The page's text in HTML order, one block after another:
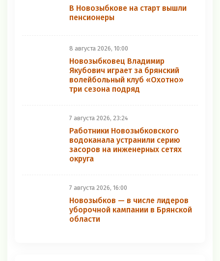
В Новозыбкове на старт вышли
пенсионеры
8 августа 2026, 10:00
Новозыбковец Владимир
Якубович играет за брянский
волейбольный клуб «Охотно»
три сезона подряд
7 августа 2026, 23:24
Работники Новозыбковского
водоканала устранили серию
засоров на инженерных сетях
округа
7 августа 2026, 16:00
Новозыбков — в числе лидеров
уборочной кампании в Брянской
области